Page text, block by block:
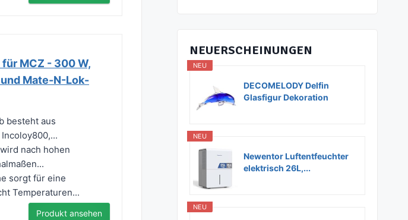
MCZ - 300 W,
Mate-N-Lok-
besteht aus
nach hohen
sorgt für eine
Temperaturen...
Produkt ansehen
NEUERSCHEINUNGEN
NEU
DECOMELODY Delfin
Glasfigur Dekoration
NEU
Newentor Luftentfeuchter
elektrisch 26L,...
NEU